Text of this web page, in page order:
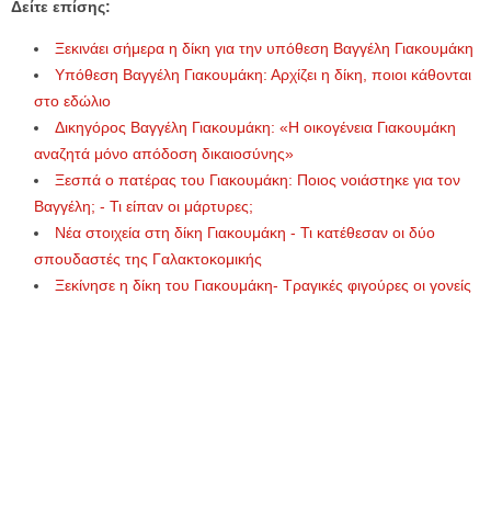
Δείτε επίσης:
Ξεκινάει σήμερα η δίκη για την υπόθεση Βαγγέλη Γιακουμάκη
Υπόθεση Βαγγέλη Γιακουμάκη: Αρχίζει η δίκη, ποιοι κάθονται
στο εδώλιο
Δικηγόρος Βαγγέλη Γιακουμάκη: «Η οικογένεια Γιακουμάκη
αναζητά μόνο απόδοση δικαιοσύνης»
Ξεσπά ο πατέρας του Γιακουμάκη: Ποιος νοιάστηκε για τον
Βαγγέλη; - Τι είπαν οι μάρτυρες;
Νέα στοιχεία στη δίκη Γιακουμάκη - Τι κατέθεσαν οι δύο
σπουδαστές της Γαλακτοκομικής
Ξεκίνησε η δίκη του Γιακουμάκη- Τραγικές φιγούρες οι γονείς